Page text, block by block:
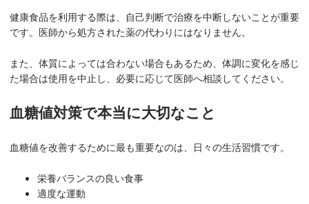
健康食品を利用する際は、自己判断で治療を中断しないことが重要
です。医師から処方された薬の代わりにはなりません。
また、体質によっては合わない場合もあるため、体調に変化を感じ
た場合は使用を中止し、必要に応じて医師へ相談してください。
血糖値対策で本当に大切なこと
血糖値を改善するために最も重要なのは、日々の生活習慣です。
栄養バランスの良い食事
適度な運動